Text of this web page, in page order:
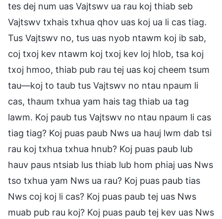
tes dej num uas Vajtswv ua rau koj thiab seb
Vajtswv txhais txhua qhov uas koj ua li cas tiag.
Tus Vajtswv no, tus uas nyob ntawm koj ib sab,
coj txoj kev ntawm koj txoj kev loj hlob, tsa koj
txoj hmoo, thiab pub rau tej uas koj cheem tsum
tau—koj to taub tus Vajtswv no ntau npaum li
cas, thaum txhua yam hais tag thiab ua tag
lawm. Koj paub tus Vajtswv no ntau npaum li cas
tiag tiag? Koj puas paub Nws ua hauj lwm dab tsi
rau koj txhua txhua hnub? Koj puas paub lub
hauv paus ntsiab lus thiab lub hom phiaj uas Nws
tso txhua yam Nws ua rau? Koj puas paub tias
Nws coj koj li cas? Koj puas paub tej uas Nws
muab pub rau koj? Koj puas paub tej kev uas Nws